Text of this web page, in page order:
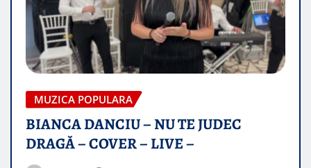
MUZICA POPULARA
BIANCA DANCIU – NU TE JUDEC
DRAGĂ – COVER – LIVE –